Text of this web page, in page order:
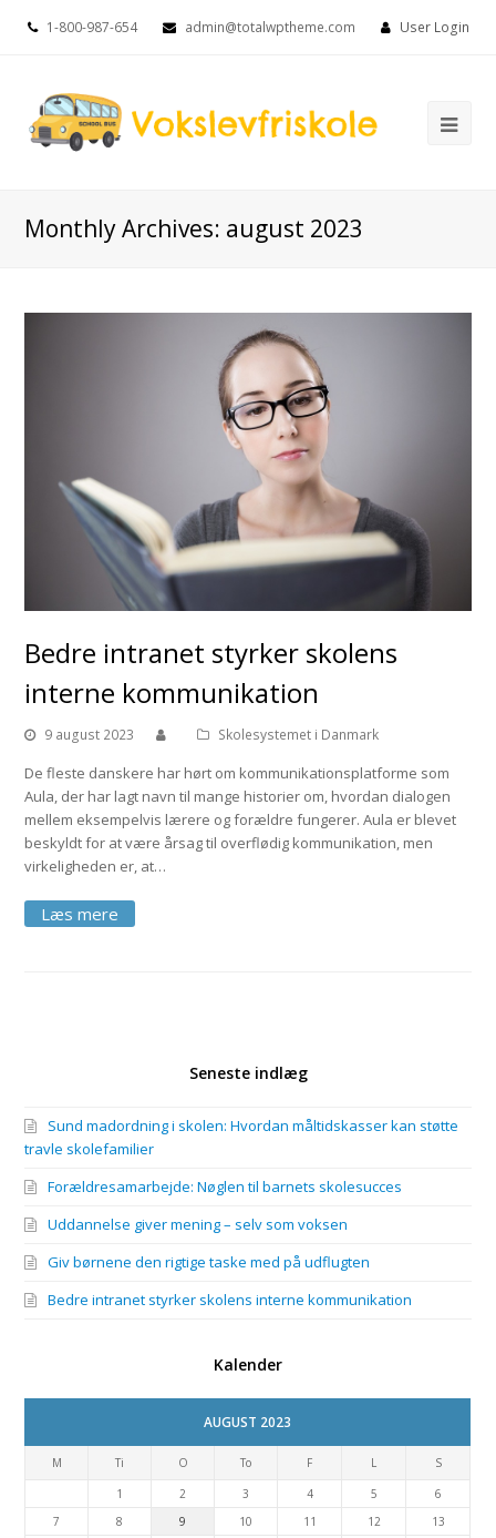
1-800-987-654 admin@totalwptheme.com User Login
Monthly Archives: august 2023
Bedre intranet styrker skolens
interne kommunikation
9 august 2023 Skolesystemet i Danmark
De fleste danskere har hørt om kommunikationsplatforme som
Aula, der har lagt navn til mange historier om, hvordan dialogen
mellem eksempelvis lærere og forældre fungerer. Aula er blevet
beskyldt for at være årsag til overflødig kommunikation, men
virkeligheden er, at…
Seneste indlæg
Sund madordning i skolen: Hvordan måltidskasser kan støtte
travle skolefamilier
Forældresamarbejde: Nøglen til barnets skolesucces
Uddannelse giver mening – selv som voksen
Giv børnene den rigtige taske med på udflugten
Bedre intranet styrker skolens interne kommunikation
Kalender
AUGUST 2023
M Ti O To F L
S
1
2 3 4 5
6
7
8 9 10 11 12
13